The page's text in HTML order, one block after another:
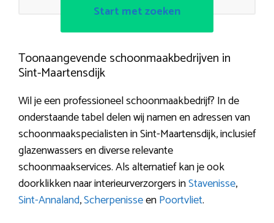
Start met zoeken
Toonaangevende schoonmaakbedrijven in
Sint-Maartensdijk
Wil je een professioneel schoonmaakbedrijf? In de
onderstaande tabel delen wij namen en adressen van
schoonmaakspecialisten in Sint-Maartensdijk, inclusief
glazenwassers en diverse relevante
schoonmaakservices. Als alternatief kan je ook
doorklikken naar interieurverzorgers inStavenisse,
Sint-Annaland,ScherpenisseenPoortvliet.